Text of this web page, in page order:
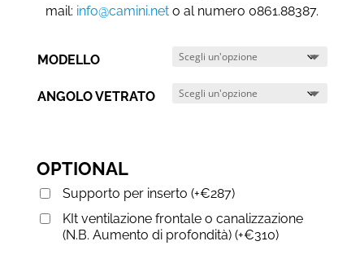
mail: info@camini.neto al numero 0861.88387.
MODELLO
ANGOLO VETRATO
OPTIONAL
Supporto per inserto (+€287)
KIt ventilazione frontale o canalizzazione
(N.B. Aumento di profondità) (+€310)